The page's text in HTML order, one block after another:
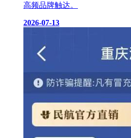
高频品牌触达。
2026-07-13